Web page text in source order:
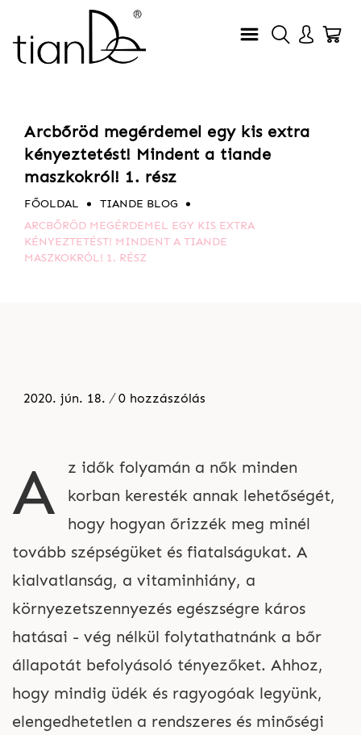
Arcbőröd megérdemel egy kis extra
kényeztetést! Mindent a tiande
maszkokról! 1. rész
FŐOLDAL
TIANDE BLOG
ARCBŐRÖD MEGÉRDEMEL EGY KIS EXTRA
KÉNYEZTETÉST! MINDENT A TIANDE
MASZKOKRÓL! 1. RÉSZ
2020. jún. 18. 0 hozzászólás
A
z idők folyamán a nők minden
korban keresték annak lehetőségét,
hogy hogyan őrizzék meg minél
tovább szépségüket és fiatalságukat. A
kialvatlanság, a vitaminhiány, a
környezetszennyezés egészségre káros
hatásai - vég nélkül folytathatnánk a bőr
állapotát befolyásoló tényezőket. Ahhoz,
hogy mindig üdék és ragyogóak legyünk,
elengedhetetlen a rendszeres és minőségi